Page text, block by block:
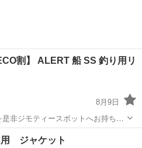
割】 ALERT 船 SS 釣り用リ
8月9日
ジモティースポットへお持ち込
ツ・レジャー用品、こども用品、
CD・DVDなどが無料でまとめて持
ール
ジャケット